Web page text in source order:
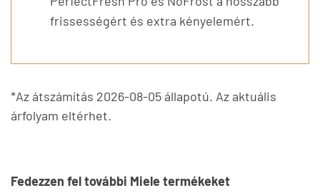
frissességért és extra kényelemért.
*Az átszámítás 2026-08-05 állapotú. Az aktuális
árfolyam eltérhet.
Fedezzen fel további Miele termékeket